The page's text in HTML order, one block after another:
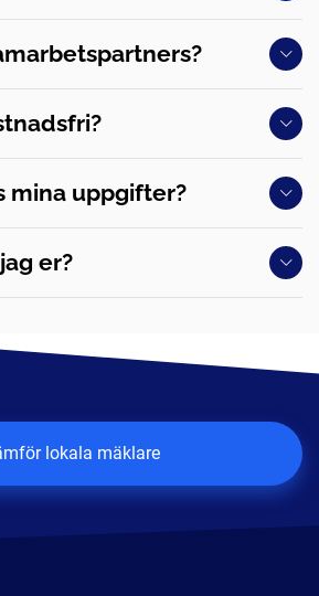
mina uppgifter?
er?
lokala mäklare